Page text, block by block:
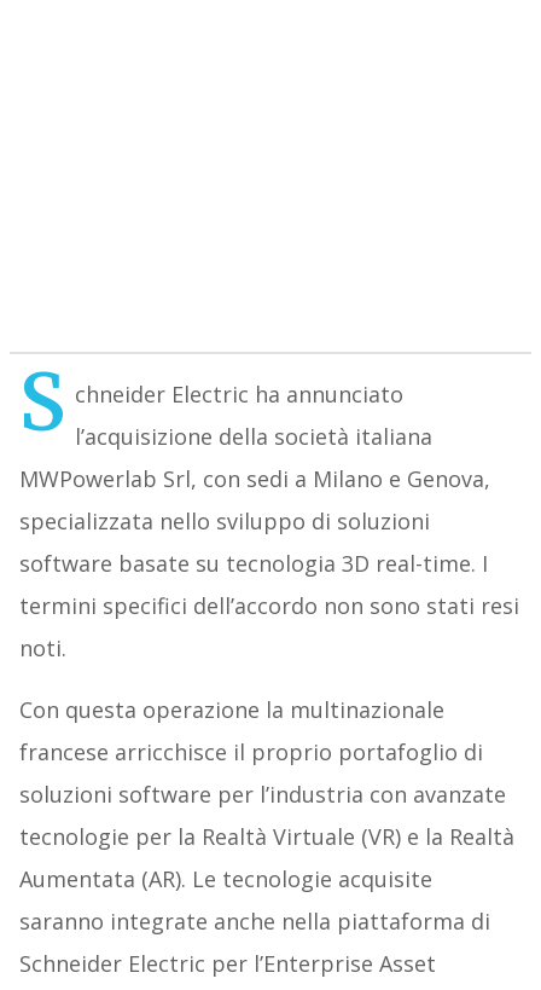
S chneider Electric ha annunciato
l’acquisizione della società italiana
MWPowerlab Srl, con sedi a Milano e Genova,
specializzata nello sviluppo di soluzioni
software basate su tecnologia 3D real-time. I
termini specifici dell’accordo non sono stati resi
noti.
Con questa operazione la multinazionale
francese arricchisce il proprio portafoglio di
soluzioni software per l’industria con avanzate
tecnologie per la Realtà Virtuale (VR) e la Realtà
Aumentata (AR). Le tecnologie acquisite
saranno integrate anche nella piattaforma di
Schneider Electric per l’Enterprise Asset